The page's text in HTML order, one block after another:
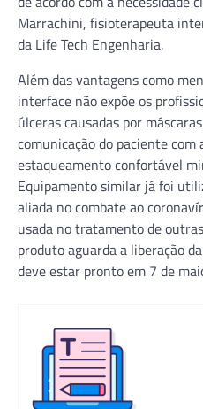
Marrachini, fisioterapeuta
da Life Tech Engenharia.
Além das vantagens como
interface não expõe os
úlceras causadas por
comunicação do paciente com
estaqueamento confortável
Equipamento similar já foi
aliada no combate ao
usada no tratamento de
produto aguarda a liberação
deve estar pronto em 7 de